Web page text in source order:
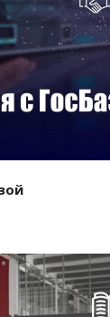
проект